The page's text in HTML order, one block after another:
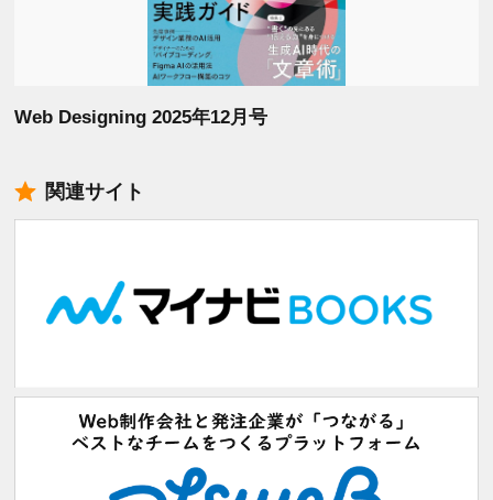
Web Designing 2025年12月号
関連サイト